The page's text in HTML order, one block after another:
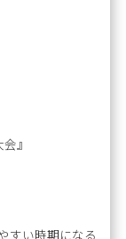
』
すい時期になる